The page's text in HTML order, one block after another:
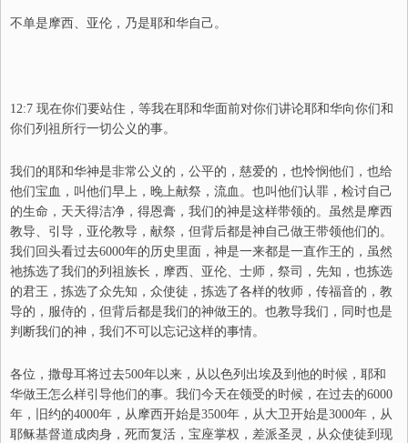
不单是摩西、亚伦，乃是耶和华自己。
12:7 现在你们要站住，等我在耶和华面前对你们讲论耶和华向你们和
你们列祖所行一切公义的事。
我们的耶和华神是非常公义的，公平的，慈爱的，也怜悯他们，也给
他们宝血，叫他们早上，晚上献祭，流血。也叫他们认罪，检讨自己
的生命，天天得洁净，得恩膏，我们的神是这样带领的。虽然是摩西
教导、引导，亚伦教导，献祭，但背后都是神自己做王带领他们的。
我们回头看过去6000年的历史里面，神是一来都是一直作王的，虽然
祂拣选了我们的列祖族长，摩西、亚伦、士师，祭司，先知，也拣选
的君王，拣选了众先知， 众使徒，拣选了各样的牧师，传福音的，教
导的，服侍的，但背后都是我们的神做王的。也教导我们，同时也是
判断我们的神，我们不可以忘记这样的事情。
各位，撒母耳将过去500年以来，从 以色列 出埃及到他的时候，耶和
华做王怎么样引导他们的事。我们今天在领受的时候，在过去的6000
年，旧约的4000年，从摩西开始是3500年，从大卫开始是3000年，从
耶稣基督道成肉身，死而复活，宝座掌权，差派圣灵，从众使徒到现